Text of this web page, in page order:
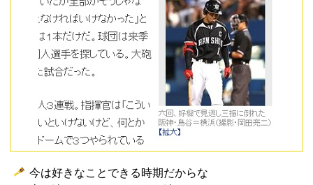
今は好きなことできる時期だからな